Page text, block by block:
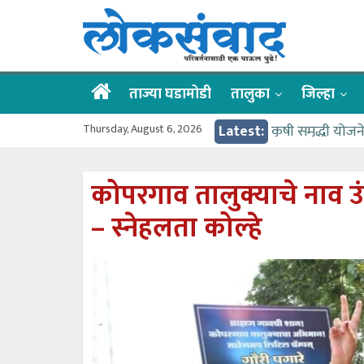
लोकसंवाद
ताज्या
घडामोडी
ताज्या घडामोडी तालुका जिल्हा
Thursday, August 6, 2026 Latest: कृषी समृद्धी
गुरू पौर्णिमा
वाहतूक कोंडीत
कोपरगाव तालुक्याचे नाव
– स्नेहलता कोल्हे